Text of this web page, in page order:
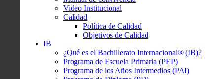
Video Institucional
Calidad
Política de Calidad
Objetivos de Calidad
IB
¿Qué es el Bachillerato Internacional® (IB)?
Programa de Escuela Primaria (PEP)
Programa de los Años Intermedios (PAI)